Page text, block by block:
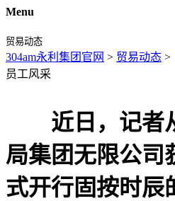
Menu
贸易动态
304am永利集团官网 > 贸易动态 >
员工风采
近日，记者
局集团无限公司
式开行固按时辰